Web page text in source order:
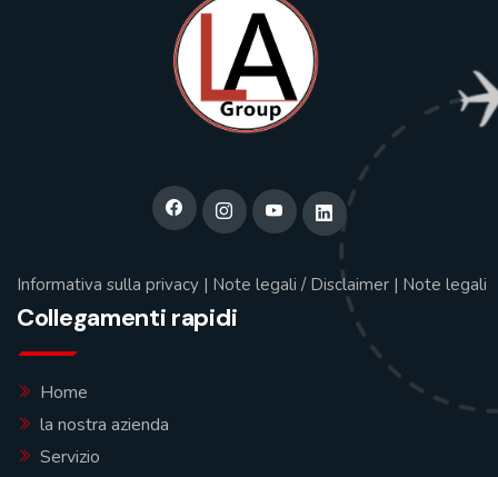
Informativa sulla privacy | Note legali / Disclaimer | Note legali
Collegamenti rapidi
Home
la nostra azienda
Servizio